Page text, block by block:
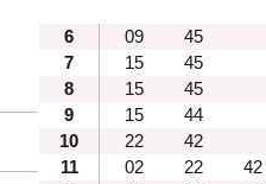
6
09
45
7
15
45
8
15
45
9
15
44
10
22
42
11
02 22
42